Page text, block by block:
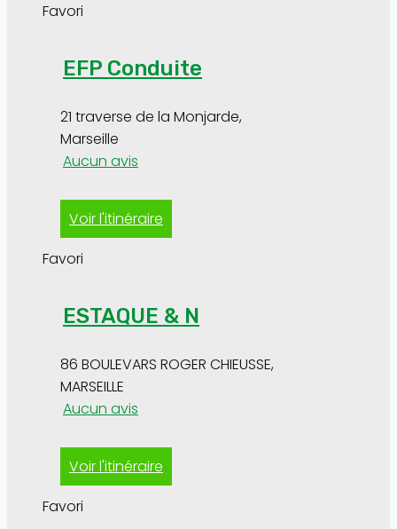
Favori
EFP Conduite
21 traverse de la Monjarde,
Marseille
Aucun avis
Voir l'itinéraire
Favori
ESTAQUE & N
86 BOULEVARS ROGER CHIEUSSE,
MARSEILLE
Aucun avis
Voir l'itinéraire
Favori